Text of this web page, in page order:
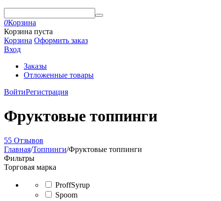
0Корзина
Корзина пуста
Корзина Оформить заказ
Вход
Заказы
Отложенные товары
ВойтиРегистрация
Фруктовые топпинги
55 Отзывов
Главная/Топпинги/Фруктовые топпинги
Фильтры
Торговая марка
ProffSyrup
Spoom